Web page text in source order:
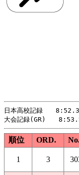
日本高校記録　　
順位 ORD.
1 3